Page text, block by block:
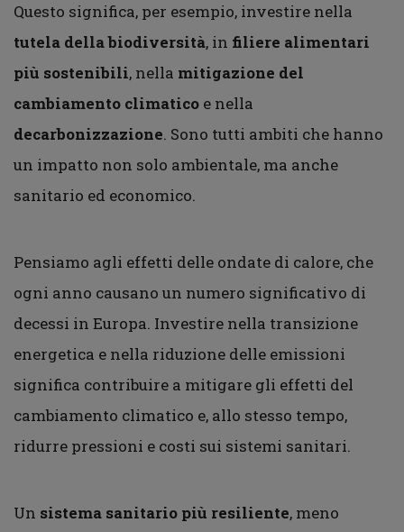
Questo significa, per esempio, investire nella
tutela della biodiversità, in filiere alimentari
più sostenibili, nella mitigazione del
cambiamento climatico e nella
decarbonizzazione. Sono tutti ambiti che hanno
un impatto non solo ambientale, ma anche
sanitario ed economico.
Pensiamo agli effetti delle ondate di calore, che
ogni anno causano un numero significativo di
decessi in Europa. Investire nella transizione
energetica e nella riduzione delle emissioni
significa contribuire a mitigare gli effetti del
cambiamento climatico e, allo stesso tempo,
ridurre pressioni e costi sui sistemi sanitari.
Un sistema sanitario più resiliente, meno